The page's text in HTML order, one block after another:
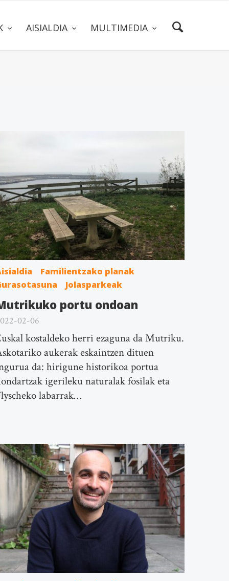
AISIALDIA MULTIMEDIA
Familientzako planak
Jolasparkeak
portu ondoan
02-06
kostaldeko herri ezaguna da Mutriku.
aukerak eskaintzen dituen
da: hirigune historikoa portua
igerileku naturalak fosilak eta
labarrak…